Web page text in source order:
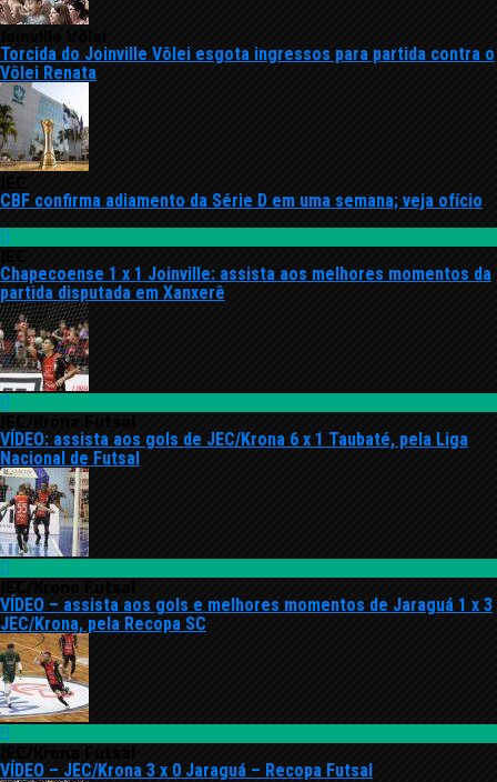
Torcida do Joinville Vôlei esgota ingressos para partida contra o
Vôlei Renata
CBF confirma adiamento da Série D em uma semana; veja ofício
JEC
Chapecoense 1 x 1 Joinville: assista aos melhores momentos da
partida disputada em Xanxerê
JEC/Krona Futsal
VÍDEO: assista aos gols de JEC/Krona 6 x 1 Taubaté, pela Liga
Nacional de Futsal
JEC/Krona Futsal
VÍDEO – assista aos gols e melhores momentos de Jaraguá 1 x 3
JEC/Krona, pela Recopa SC
JEC/Krona Futsal
VÍDEO – JEC/Krona 3 x 0 Jaraguá – Recopa Futsal